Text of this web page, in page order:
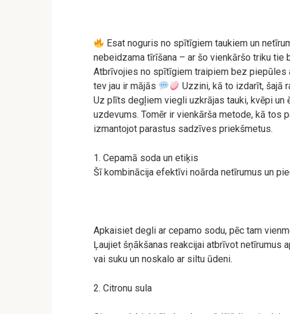
Esat noguris no spītīgiem taukiem un
nebeidzama tīrīšana – ar šo vienkāršo triku
Atbrīvojies no spītīgiem traipiem bez piepūles
tev jau ir mājās
Uzzini, kā to izdarīt, šajā
Uz plīts degļiem viegli uzkrājas tauki, kvēpi
uzdevums. Tomēr ir vienkārša metode, kā tos
izmantojot parastus sadzīves priekšmetus.
1. Cepamā soda un etiķis
Šī kombinācija efektīvi noārda netīrumus un
Apkaisiet degli ar cepamo sodu, pēc tam
Ļaujiet šņākšanas reakcijai atbrīvot netīrumus
vai suku un noskalo ar siltu ūdeni.
2. Citronu sula